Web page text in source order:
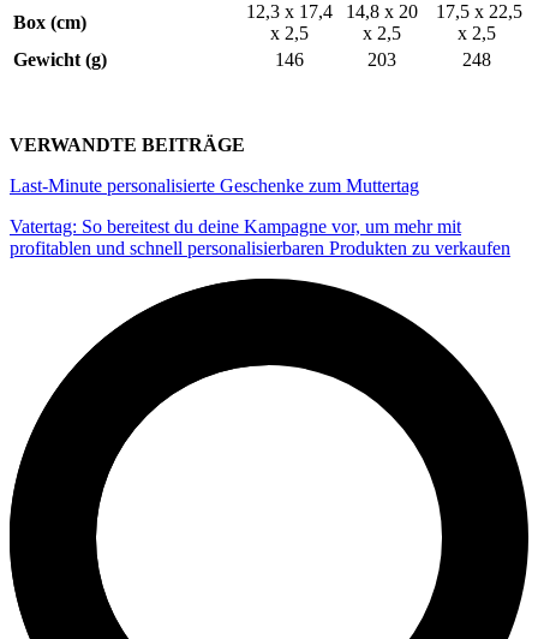
Box (cm)
12,3 x 17,4
x 2,5
14,8 x 20
x 2,5
17,5 x 22,5
x 2,5
Gewicht (g)
146 203 248
VERWANDTE BEITRÄGE
Last-Minute personalisierte Geschenke zum Muttertag
Vatertag: So bereitest du deine Kampagne vor, um mehr mit
profitablen und schnell personalisierbaren Produkten zu verkaufen